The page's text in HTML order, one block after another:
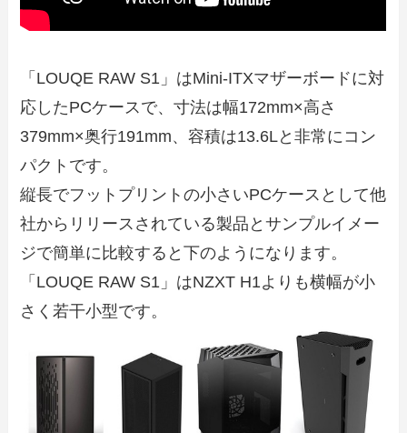
「LOUQE RAW S1」はMini-ITXマザーボードに対
応したPCケースで、寸法は幅172mm×高さ
379mm×奥行191mm、容積は13.6Lと非常にコン
パクトです。
縦長でフットプリントの小さいPCケースとして他
社からリリースされている製品とサンプルイメー
ジで簡単に比較すると下のようになります。
「LOUQE RAW S1」はNZXT H1よりも横幅が小
さく若干小型です。